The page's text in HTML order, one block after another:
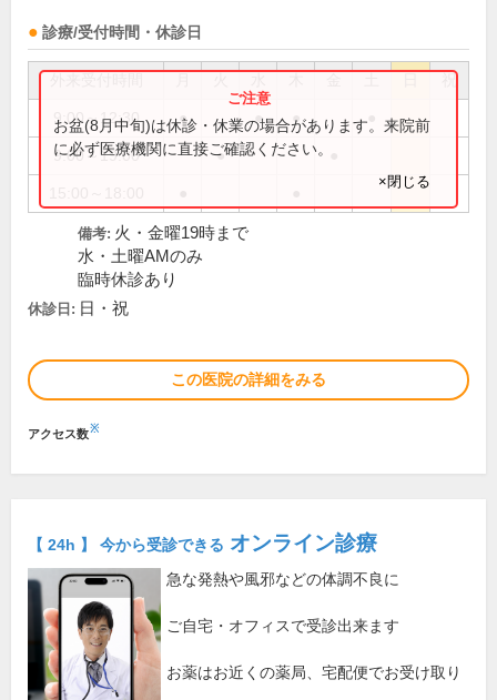
診療/受付時間・休診日
祝
9:00～12:30 ● ● ●
9:00～19:00 ●
お盆(8月中旬)は休診・休業の場合があります。来院前
に必ず医療機関に直接ご確認ください。
×閉じる
備考: 火・金曜19時まで
水・土曜AMのみ
臨時休診あり
休診日: 日・祝
この医院の詳細をみる
アクセス数※
【 24h 】 今から受診できる オンライン診療
急な発熱や風邪などの体調不良に
ご自宅・オフィスで受診出来ます
お薬はお近くの薬局、宅配便でお受け取り